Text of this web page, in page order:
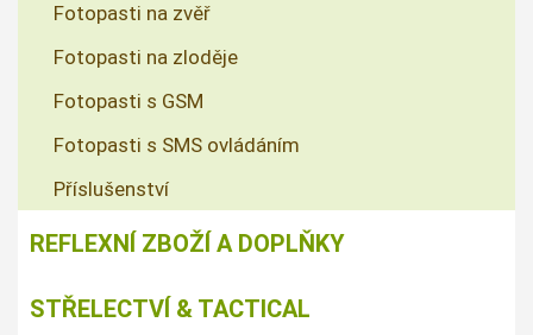
Fotopasti na zvěř
Fotopasti na zloděje
Fotopasti s GSM
Fotopasti s SMS ovládáním
Příslušenství
REFLEXNÍ ZBOŽÍ A DOPLŇKY
STŘELECTVÍ & TACTICAL